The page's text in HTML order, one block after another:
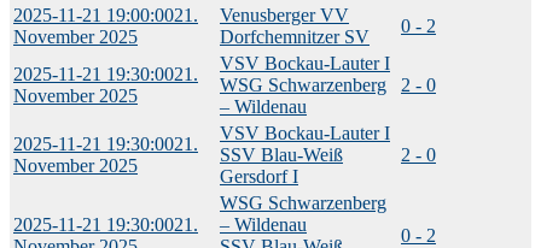
2025-11-21 19:00:0021.
November 2025
Venusberger VV
Dorfchemnitzer SV
0 - 2
2025-11-21 19:30:0021.
November 2025
VSV Bockau-Lauter I
WSG Schwarzenberg
– Wildenau
2 - 0
2025-11-21 19:30:0021.
November 2025
VSV Bockau-Lauter I
SSV Blau-Weiß
Gersdorf I
2 - 0
2025-11-21 19:30:0021.
WSG Schwarzenberg
– Wildenau
0 - 2